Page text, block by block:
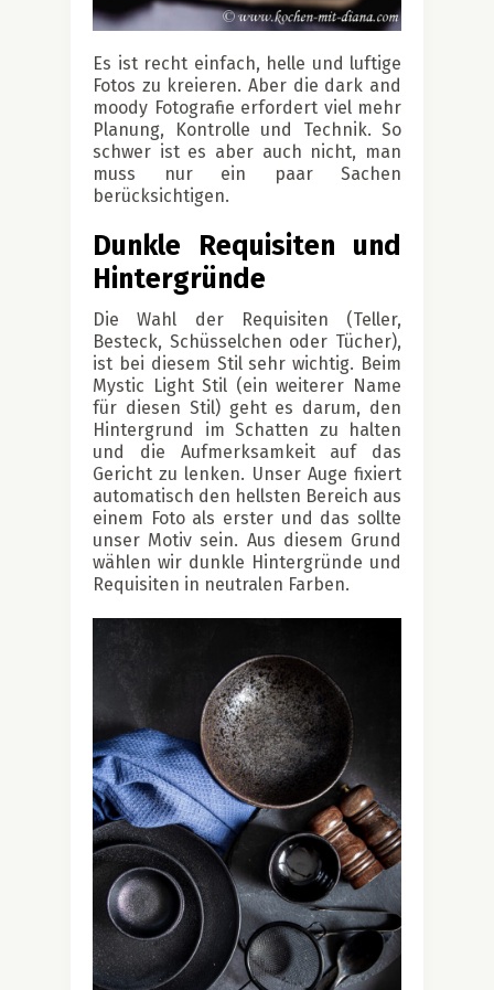
Es ist recht einfach, helle und luftige
Fotos zu kreieren. Aber die dark and
moody Fotografie erfordert viel mehr
Planung, Kontrolle und Technik. So
schwer ist es aber auch nicht, man
muss nur ein paar Sachen
berücksichtigen.
Dunkle Requisiten und
Hintergründe
Die Wahl der Requisiten (Teller,
Besteck, Schüsselchen oder Tücher),
ist bei diesem Stil sehr wichtig. Beim
Mystic Light Stil (ein weiterer Name
für diesen Stil) geht es darum, den
Hintergrund im Schatten zu halten
und die Aufmerksamkeit auf das
Gericht zu lenken. Unser Auge fixiert
automatisch den hellsten Bereich aus
einem Foto als erster und das sollte
unser Motiv sein. Aus diesem Grund
wählen wir dunkle Hintergründe und
Requisiten in neutralen Farben.